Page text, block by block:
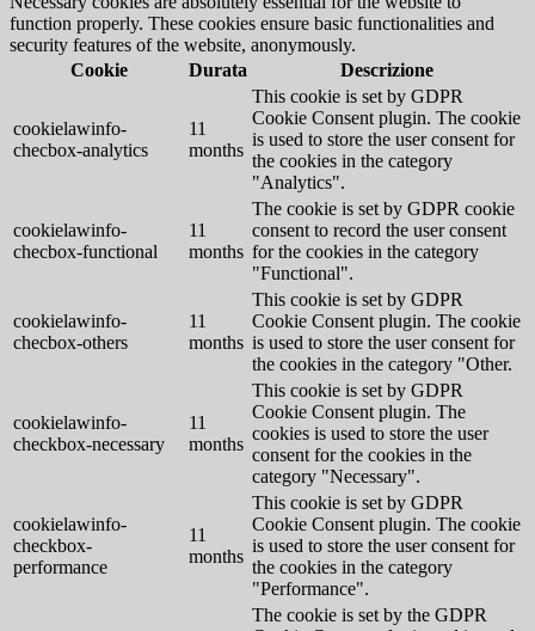
function properly. These cookies ensure basic functionalities and
security features of the website, anonymously.
Cookie
Durata Descrizione
cookielawinfo-
checbox-analytics
11
months
This cookie is set by GDPR
Cookie Consent plugin. The cookie
is used to store the user consent for
the cookies in the category
"Analytics".
cookielawinfo-
checbox-functional
11
months
The cookie is set by GDPR cookie
consent to record the user consent
for the cookies in the category
"Functional".
cookielawinfo-
checbox-others
11
months
This cookie is set by GDPR
Cookie Consent plugin. The cookie
is used to store the user consent for
the cookies in the category "Other.
cookielawinfo-
checkbox-necessary
11
months
This cookie is set by GDPR
Cookie Consent plugin. The
cookies is used to store the user
consent for the cookies in the
category "Necessary".
cookielawinfo-
checkbox-
performance
11
months
This cookie is set by GDPR
Cookie Consent plugin. The cookie
is used to store the user consent for
the cookies in the category
"Performance".
The cookie is set by the GDPR